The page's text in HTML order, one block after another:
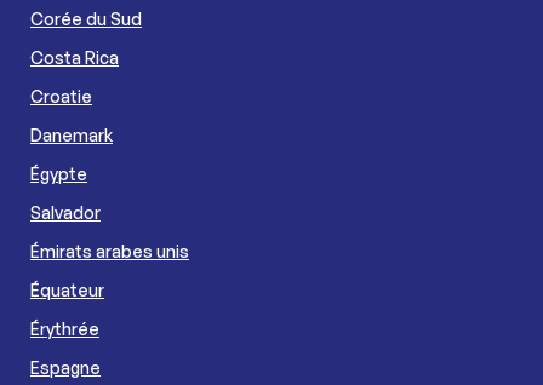
Corée du Sud
Costa Rica
Croatie
Danemark
Égypte
Salvador
Émirats arabes unis
Équateur
Érythrée
Espagne